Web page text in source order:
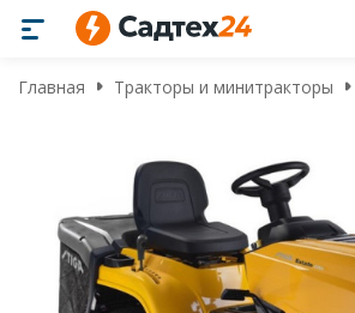
Главная Тракторы и минитракторы